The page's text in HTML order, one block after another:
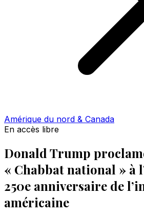
Amérique du nord & Canada
En accès libre
Donald Trump
« Chabbat national » à
250e anniversaire de
américaine